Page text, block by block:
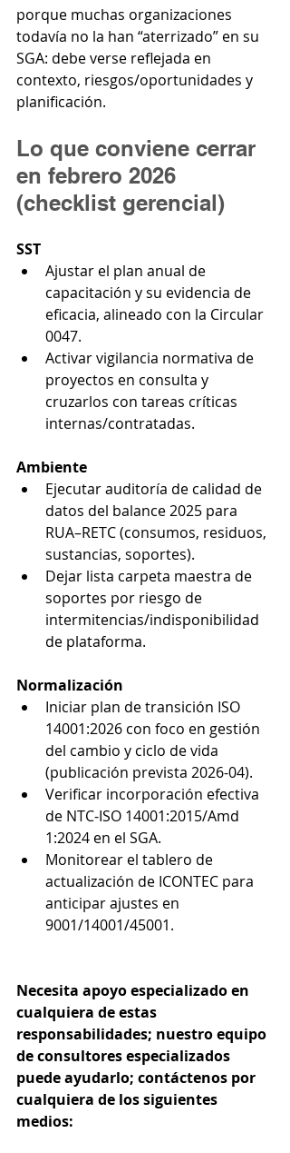
porque muchas organizaciones
todavía no la han “aterrizado” en su
SGA: debe verse reflejada en
contexto, riesgos/oportunidades y
planificación.
Lo que conviene cerrar
en febrero 2026
(checklist gerencial)
SST
Ajustar el plan anual de
capacitación y su evidencia de
eficacia, alineado con la Circular
0047.
Activar vigilancia normativa de
proyectos en consulta y
cruzarlos con tareas críticas
internas/contratadas.
Ambiente
Ejecutar auditoría de calidad de
datos del balance 2025 para
RUA–RETC (consumos, residuos,
sustancias, soportes).
Dejar lista carpeta maestra de
soportes por riesgo de
intermitencias/indisponibilidad
de plataforma.
Normalización
Iniciar plan de transición ISO
14001:2026 con foco en gestión
del cambio y ciclo de vida
(publicación prevista 2026-04).
Verificar incorporación efectiva
de NTC-ISO 14001:2015/Amd
1:2024 en el SGA.
Monitorear el tablero de
actualización de ICONTEC para
anticipar ajustes en
9001/14001/45001.
Necesita apoyo especializado en
cualquiera de estas
responsabilidades; nuestro equipo
de consultores especializados
puede ayudarlo; contáctenos por
cualquiera de los siguientes
medios: